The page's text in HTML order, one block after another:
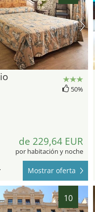
50%
de 229,64 EUR
por habitación y noche
Mostrar oferta
10